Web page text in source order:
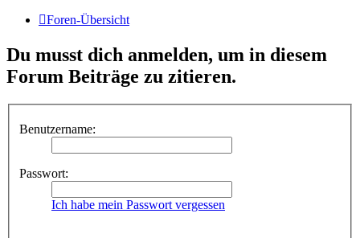
Foren-Übersicht
Du musst dich anmelden, um in diesem
Forum Beiträge zu zitieren.
Benutzername:
Passwort:
Ich habe mein Passwort vergessen